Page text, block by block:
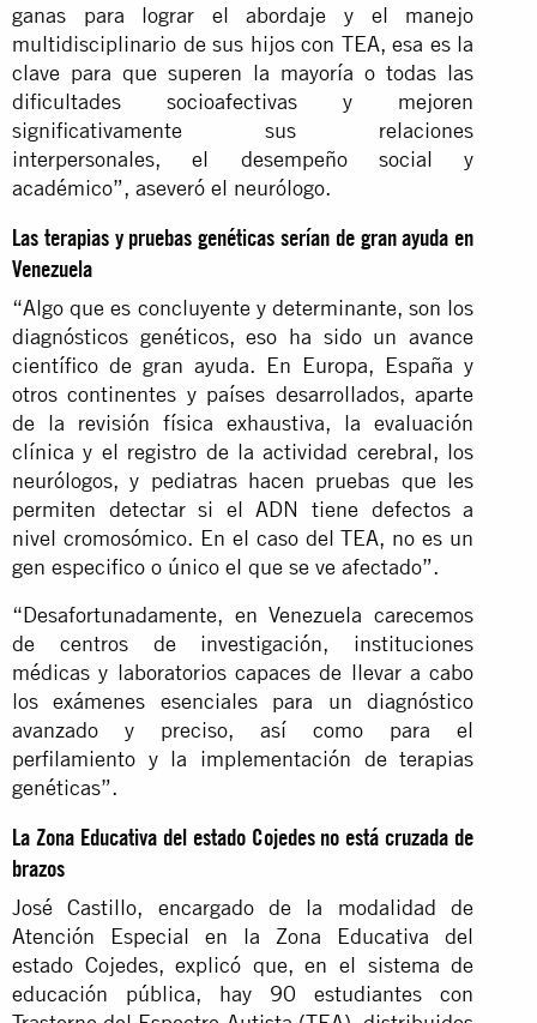
ganas para lograr el abordaje y el manejo
multidisciplinario de sus hijos con TEA, esa es la
clave para que superen la mayoría o todas las
dificultades socioafectivas y mejoren
significativamente sus relaciones
interpersonales, el desempeño social y
académico”, aseveró el neurólogo.
Las terapias y pruebas genéticas serían de gran ayuda en
Venezuela
“Algo que es concluyente y determinante, son los
diagnósticos genéticos, eso ha sido un avance
científico de gran ayuda. En Europa, España y
otros continentes y países desarrollados, aparte
de la revisión física exhaustiva, la evaluación
clínica y el registro de la actividad cerebral, los
neurólogos, y pediatras hacen pruebas que les
permiten detectar si el ADN tiene defectos a
nivel cromosómico. En el caso del TEA, no es un
gen especifico o único el que se ve afectado”.
“Desafortunadamente, en Venezuela carecemos
de centros de investigación, instituciones
médicas y laboratorios capaces de llevar a cabo
los exámenes esenciales para un diagnóstico
avanzado y preciso, así como para el
perfilamiento y la implementación de terapias
genéticas”.
La Zona Educativa del estado Cojedes no está cruzada de
brazos
José Castillo, encargado de la modalidad de
Atención Especial en la Zona Educativa del
estado Cojedes, explicó que, en el sistema de
educación pública, hay 90 estudiantes con